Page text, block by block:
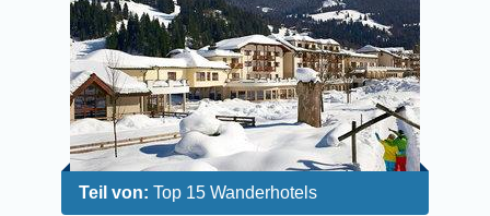
Teil von: Top 15 Wanderhotels